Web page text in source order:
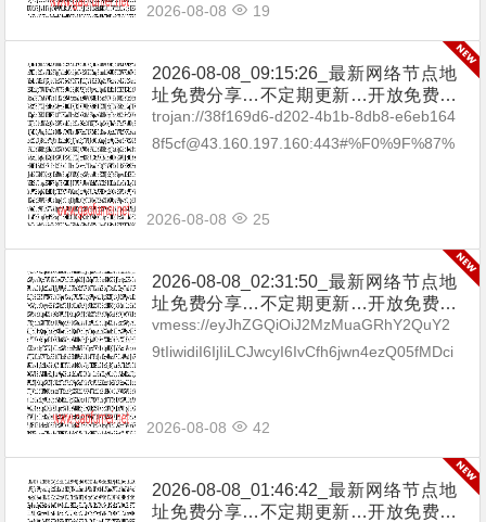
2026-08-08 19
2026-08-08_09:15:26_最新网络节点地
址免费分享…不定期更新…开放免费分
享（网络免费节点香港|日本|韩国|新加
坡|台湾|马来西亚|…
trojan://38f169d6-d202-4b1b-8db8-e6eb164
8f5cf@43.160.197.160:443#%F0%9F%87%
2026-08-08 25
2026-08-08_02:31:50_最新网络节点地
址免费分享…不定期更新…开放免费分
享（网络免费节点香港|日本|韩国|新加
坡|台湾|马来西亚|…
vmess://eyJhZGQiOiJ2MzMuaGRhY2QuY2
9tIiwidiI6IjIiLCJwcyI6IvCfh6jwn4ezQ05fMDci
2026-08-08 42
2026-08-08_01:46:42_最新网络节点地
址免费分享…不定期更新…开放免费分